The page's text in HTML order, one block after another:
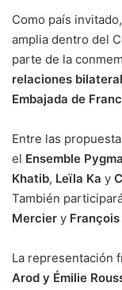
Como país invitado,
amplia dentro del
parte de la
relaciones
Embajada de
Entre las
el Ensemble
Khatib, Leïla Ka y
También
Mercier y
La representación
Arod y Émilie